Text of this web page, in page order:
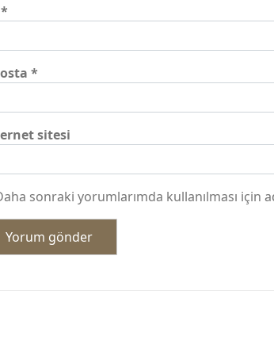
*
*
sitesi
sonraki yorumlarımda kullanılması için